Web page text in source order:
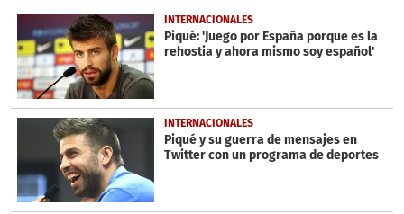
1
minute,
44
seconds
INTERNACIONALES
Piqué: 'Juego por España porque es la
rehostia y ahora mismo soy español'
INTERNACIONALES
Piqué y su guerra de mensajes en
Twitter con un programa de deportes